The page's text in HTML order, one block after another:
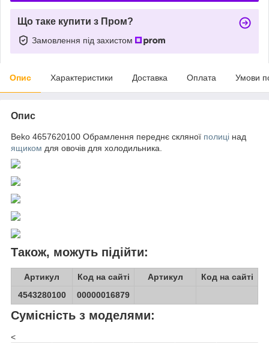
Що таке купити з Пром?
Замовлення під захистом
Опис Характеристики Доставка Оплата Умови
Опис
Beko 4657620100 Обрамлення переднє скляної полиці над
ящиком для овочів для холодильника.
Також, можуть підійти:
Артикул Код на сайті Артикул
Код на сайті
4543280100
00000016879
Сумісність з моделями:
<